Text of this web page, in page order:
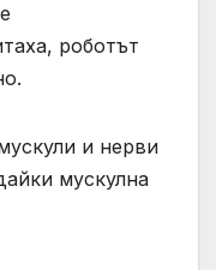
роботът
и нерви
мускулна